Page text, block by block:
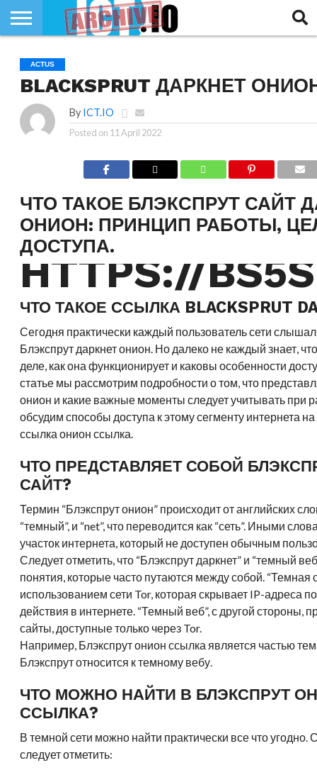
SECTEUR
TECH
LIFE
RUBRIQUES
ACTUS
BLACKSPRUT ДАРКНЕТ
By ICT.IO
Posted on 11 April 2022
ЧТО ТАКОЕ БЛЭКСПРУТ САЙТ
ОНИОН: ПРИНЦИП РАБОТЫ,
ДОСТУПА.
HTTPS://
ЧТО ТАКОЕ ССЫЛКА BLACKSPRUT
Сегодня практически каждый пользователь сети
Блэкспрут даркнет онион. Но далеко не каждый знает,
деле, как она функционирует и каковы особенности
статье мы рассмотрим подробности о том, что
онион и какие важные моменты следует учитывать при
обсудим способы доступа к этому сегменту интернета
ссылка онион ссылка.
ЧТО ПРЕДСТАВЛЯЕТ СОБОЙ
САЙТ?
Термин “Блэкспрут онион” происходит от английских
“темный”, и “net”, что переводится как “сеть”. Иными
участок интернета, который не доступен обычным
Следует отметить, что “Блэкспрут даркнет” и “темный
понятия, которые часто путаются между собой. “Темная
использованием сети Tor, которая скрывает IP-адреса
действия в интернете. “Темный веб”, с другой стороны,
сайты, доступные только через Tor.
Например, Блэкспрут онион ссылка является частью
Блэкспрут относится к темному вебу.
ЧТО МОЖНО НАЙТИ В БЛЭКСПРУТ
ССЫЛКА?
В темной сети можно найти практически все что угодно.
следует отметить: